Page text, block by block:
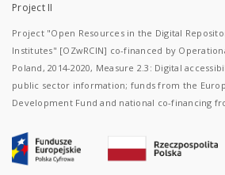
Project II
Project "Open Resources in the Digital
Institutes" [OZwRCIN] co-financed by
Poland, 2014-2020, Measure 2.3: Digital
public sector information; funds from the
Development Fund and national co-financing